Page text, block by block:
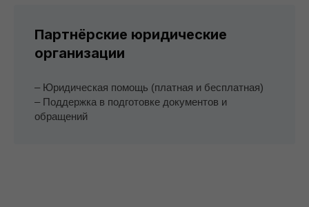
Партнёрские юридические
организации
– Юридическая помощь (платная и бесплатная)
– Поддержка в подготовке документов и
обращений